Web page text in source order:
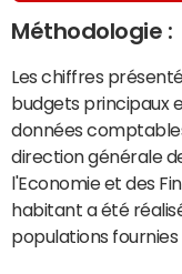
Méthodologie :
Les chiffres
budgets principaux
données
direction générale
l'Economie et des
habitant a été
populations fournies